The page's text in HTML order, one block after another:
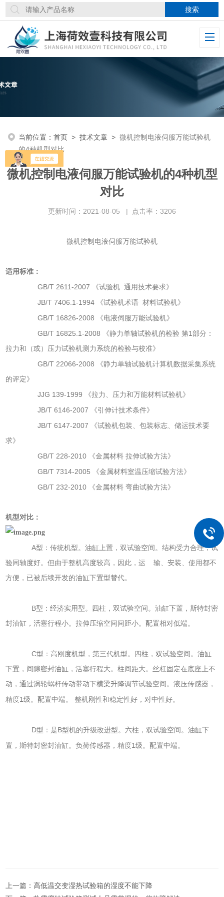
当前位置：首页 >技术文章 >微机控制电液伺服万能试验机
的4种机型对比
微机控制电液伺服万能试验机的4种机型
对比
更新时间：2021-08-05 | 点击率：3206
微机控制电液伺服万能试验机
适用标准 ：
GB/T 2611-2007 《试验机 通用技术要求》
JB/T 7406.1-1994 《试验机术语 材料试验机》
GB/T 16826-2008 《电液伺服万能试验机》
GB/T 16825.1-2008 《静力单轴试验机的检验 第1部分：
拉力和（或）压力试验机测力系统的检验与校准》
GB/T 22066-2008
《静力单轴试验机计算机数据采集系统
的评定》
JJG 139-1999 《拉力、压力和万能材料试验机》
JB/T 6146-2007 《引伸计技术条件》
JB/T 6147-2007
《试验机包装、包装标志、储运技术要
求》
GB/T 228-2010 《金属材料 拉伸试验方法》
GB/T 7314-2005 《金属材料室温压缩试验方法》
GB/T 232-2010 《金属材料 弯曲试验方法》
机型对比：
A型：传统机型。油缸上置，双试验空间。结构受力合理，试
验同轴度好。但由于整机高度较高，因此，运 输、安装、使用都不
方便，已被后续开发的油缸下置型替代。
B型：经济实用型。四柱，双试验空间。油缸下置，斯特封密
封油缸，活塞行程小。拉伸压缩空间间距小。配置相对低端。
C型：高刚度机型，第三代机型。四柱，双试验空间。油缸
下置，间隙密封油缸，活塞行程大。柱间距大。丝杠固定在底座上不
动，通过涡轮蜗杆传动带动下横梁升降调节试验空间。液压传感器，
精度1级。 配置中端。 整机刚性和稳定性好，对中性好。
D型：是B型机的升级改进型。六柱，双试验空间。油缸下
置，斯特封密封油缸。负荷传感器，精度1级。 配置中端。
上一篇：高低温交变湿热试验箱的湿度不能下降